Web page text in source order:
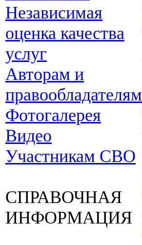
Независимая
оценка качества
услуг
Авторам и
правообладателям
Фотогалерея
Видео
Участникам СВО
СПРАВОЧНАЯ
ИНФОРМАЦИЯ